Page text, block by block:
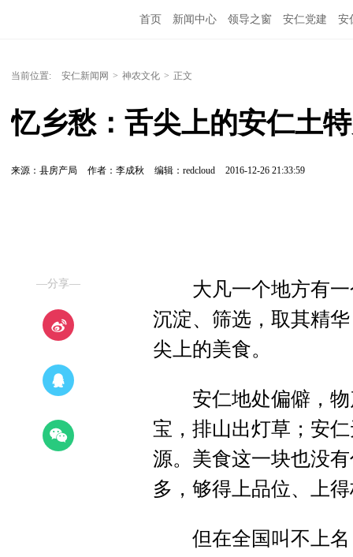
首页 新闻中心 领导之窗 安仁党建 安
当前位置: 安仁新闻网 > 神农文化 > 正文
忆乡愁：舌尖上的安仁土
来源：县房产局 作者：李成秋 编辑：redcloud 2016-12-26 21:33:59
—分享—
大凡一个地方有一
沉淀、筛选，取其精
尖上的美食。
安仁地处偏僻，物
宝，排山出灯草；安
源。美食这一块也没
多，够得上品位、上
但在全国叫不上名